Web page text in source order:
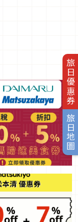
旅日優惠券
旅日地圖